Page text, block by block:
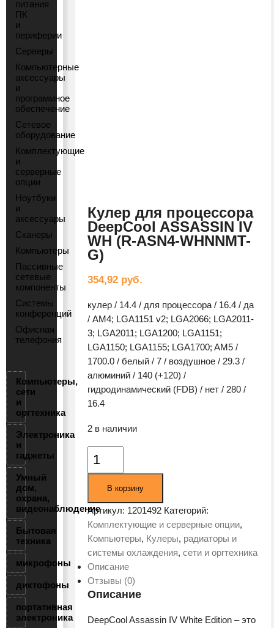
питания
ПК
и
периферии
Серверы
Компьютерные
аксессуары
и
программное
обеспечение
Сетевое
оборудование
Комплектующие
и
серверные
опции
Ноутбуки
и
аксессуары
Сканеры
Компьютеры
Пассивные
сетевые
компоненты
Системы
конференций
Офисная
телефония
Компьютеры,
сети
и
оргтехника
Электроника
и
гаджеты
Умный
дом,
охрана,
видеонаблюдение
Бытовая
техника
микрофоны
диктофоны
портативная
электроника
Кулер для процессора
DeepCool ASSASSIN IV
WH (R-ASN4-WHNNMT-
G)
354,92 руб.
кулер / 14.4 / для процессора / 16.4 / да
/ AM4; LGA1151 v2; LGA2066; LGA2011-
3; LGA2011; LGA1200; LGA1151;
LGA1150; LGA1155; LGA1700; AM5 /
1700.0 / белый / 7 / воздушное / 29.3 /
алюминий / 140 (+120) /
гидродинамический (FDB) / нет / 280 /
16.4
2 в наличии
Количество
товара
процессора
DeepCool
ASSASSIN
IV
WH
(R-
ASN4-
G)
В корзину
Артикул: 1201492 Категорий:
Комплектующие и серверные опции,
Компьютеры, Кулеры, радиаторы и
системы охлаждения,сети и оргтехника
Описание
Отзывы (0)
Описание
DeepCool Assassin IV White Edition – это